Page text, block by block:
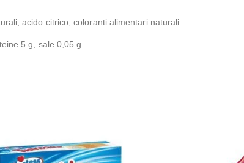
acido citrico, coloranti alimentari naturali
5 g, sale 0,05 g